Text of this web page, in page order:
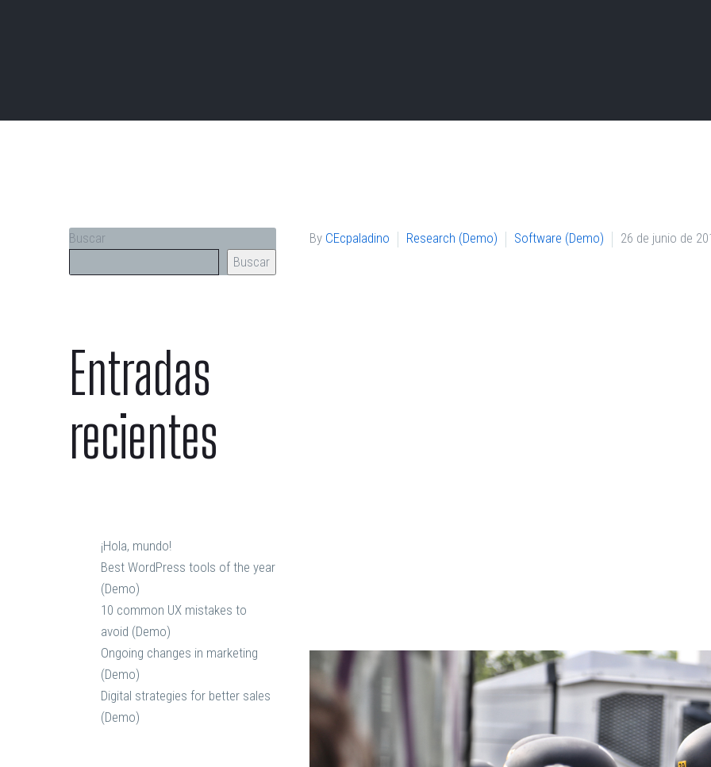
By CEcpaladino Research (Demo) Software (Demo) 26 de junio de
Buscar
Buscar
Entradas
recientes
¡Hola, mundo!
Best WordPress tools of the year
(Demo)
10 common UX mistakes to
avoid (Demo)
Ongoing changes in marketing
(Demo)
Digital strategies for better sales
(Demo)